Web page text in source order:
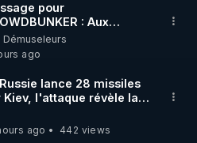
pour
: Aux
du site,
vous svp remettre la
de tri par "Les
récents" car c'est une
bien pratique
sans ça, nous n'avons pas
de perdre du temps à
visuellement et donc
Démuseleurs
ago
lance 28 missiles
Kiev, l'attaque révèle la
de Kiev
ago
442 views